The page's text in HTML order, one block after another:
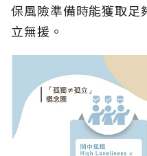
保風險準備時能獲取足
立無援。